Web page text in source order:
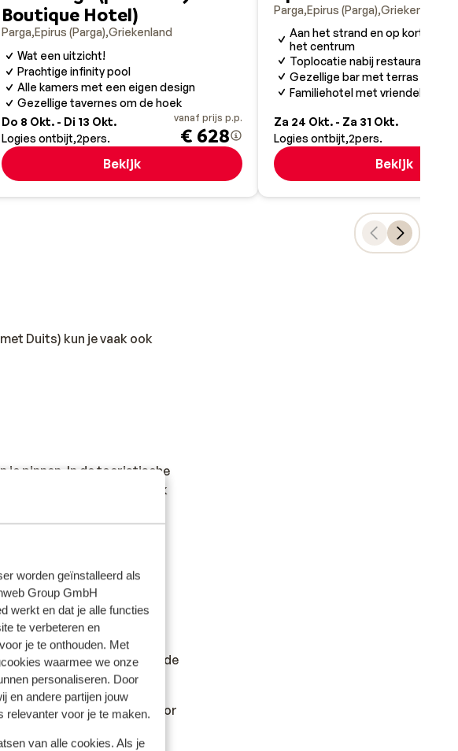
worden geïnstalleerd als
Group GmbH
werkt en dat je alle functies
te verbeteren en
je te onthouden. Met
waarmee we onze
personaliseren. Door
en andere partijen jouw
relevanter voor je te maken.
van alle cookies. Als je
uitzichten.
van Epirus,
meer Pamvotis dat een
in Ioannina
Gliki. Hier vind je de
badderen.
Boutique Hotel)
Parga Epirus (Parga) Griekenland
Wat een uitzicht!
Prachtige infinity pool
Alle kamers met een eigen design
Gezellige tavernes om de hoek
Do 8 Okt. - Di 13 Okt.
Logies ontbijt 2pers.
vanaf prijs p.p.
€ 628
Bekijk
Parga Epirus (Parga) Griekenland
Aan het strand en op korte
het centrum
Toplocatie nabij restaurants
Gezellige bar met terras
Familiehotel met vriendelijke
Za 24 Okt. - Za 31 Okt.
Logies ontbijt 2pers.
Bekijk
Duits) kun je vaak ook
je pinnen. In de toeristische
met een credit card? Ook
nodig.
identiteitskaart.
te vragen of er andere
land waar je heen wilt en de
Sunweb kan hiervoor